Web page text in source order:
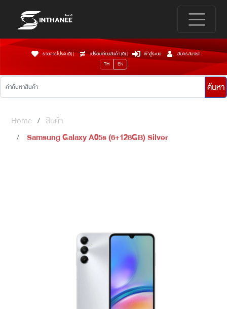
รายการโปรด (0)| เปรียบเทียบสินค้า (0)| เข้าสู่ระบบ
สมัครสมาชิก
TH
EN
ค้นหา
Home
สินค้า
Samsung Galaxy A05s (6+128GB) Silver